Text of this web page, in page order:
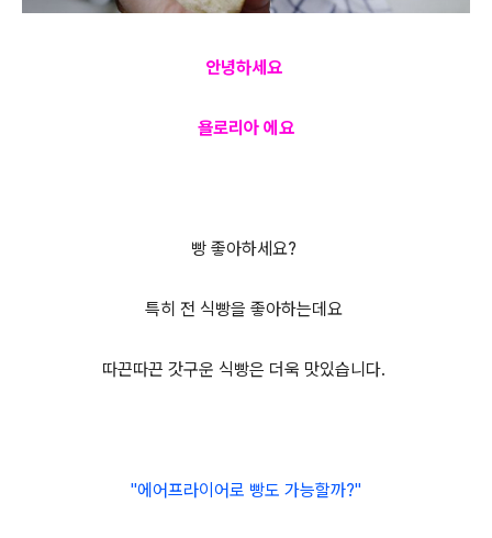
안녕하세요
욜로리아 에요
빵 좋아하세요?
특히 전 식빵을 좋아하는데요
따끈따끈 갓구운 식빵은 더욱 맛있습니다.
"에어프라이어로 빵도 가능할까?"